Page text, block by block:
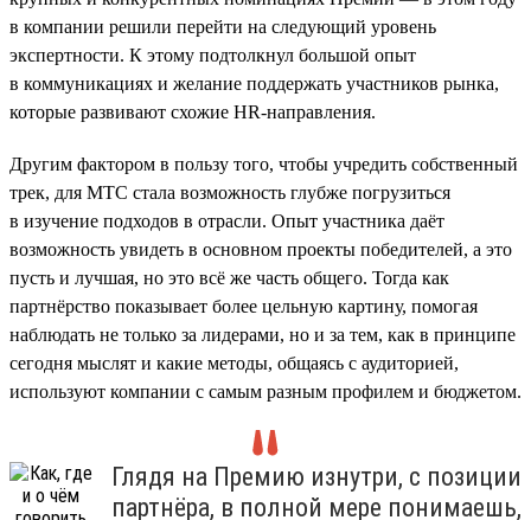
в компании решили перейти на следующий уровень
экспертности. К этому подтолкнул большой опыт
в коммуникациях и желание поддержать участников рынка,
которые развивают схожие HR-направления.
Другим фактором в пользу того, чтобы учредить собственный
трек, для МТС стала возможность глубже погрузиться
в изучение подходов в отрасли. Опыт участника даёт
возможность увидеть в основном проекты победителей, а это
пусть и лучшая, но это всё же часть общего. Тогда как
партнёрство показывает более цельную картину, помогая
наблюдать не только за лидерами, но и за тем, как в принципе
сегодня мыслят и какие методы, общаясь с аудиторией,
используют компании с самым разным профилем и бюджетом.
Глядя на Премию изнутри, с позиции
партнёра, в полной мере понимаешь,